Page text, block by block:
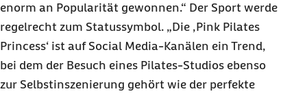
enorm an Popularität gewonnen.“ Der Sport werde
regelrecht zum Statussymbol. „Die ‚Pink Pilates
Princess‘ ist auf Social Media-Kanälen ein Trend,
bei dem der Besuch eines Pilates-Studios ebenso
zur Selbstinszenierung gehört wie der perfekte